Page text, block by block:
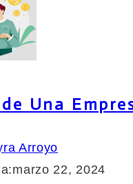
Una
Arroyo
marzo 22, 2024